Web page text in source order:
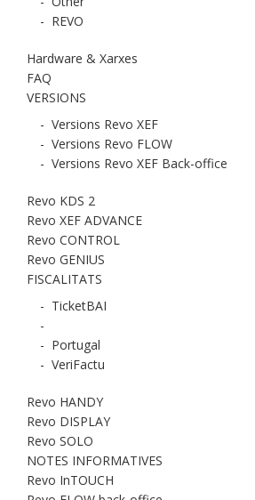
- REVO
Hardware & Xarxes
FAQ
VERSIONS
- Versions Revo XEF
- Versions Revo FLOW
- Versions Revo XEF Back-office
Revo KDS 2
Revo XEF ADVANCE
Revo CONTROL
Revo GENIUS
FISCALITATS
- TicketBAI
-
- Portugal
- VeriFactu
Revo HANDY
Revo DISPLAY
Revo SOLO
NOTES INFORMATIVES
Revo InTOUCH